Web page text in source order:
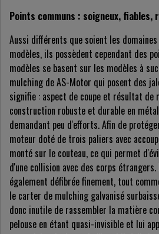
Points communs : soigneux, fiables,
Aussi différents que soient les
modèles, ils possèdent cependant des
modèles se basent sur les modèles à
mulching de AS-Motor qui posent des
signifie : aspect de coupe et résultat de
construction robuste et durable en
demandant peu d'efforts. Afin de
moteur doté de trois paliers avec
monté sur le couteau, ce qui permet
d'une collision avec des corps
également défibrée finement, tout
le carter de mulching galvanisé
donc inutile de rassembler la matière
pelouse en étant quasi-invisible et lui